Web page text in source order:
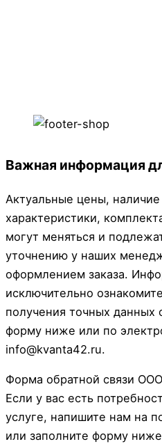
Важная информация
Актуальные цены,
характеристики,
могут меняться и
уточнению у наших
оформлением заказа.
исключительно
получения точных данных
форму ниже или по
info@kvanta42.ru.
Форма обратной связи
Если у вас есть
услуге, напишите нам на
или заполните форму